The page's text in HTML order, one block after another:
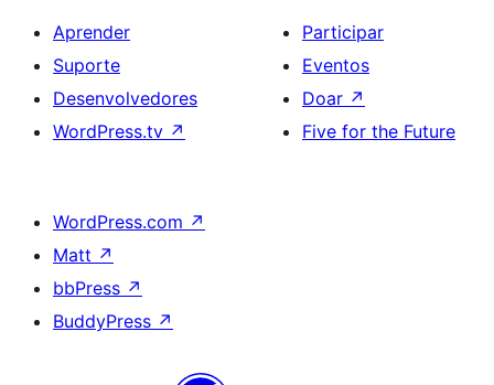
Aprender
Suporte
Desenvolvedores
WordPress.tv ↗
Participar
Eventos
Doar ↗
Five for the Future
WordPress.com ↗
Matt ↗
bbPress ↗
BuddyPress ↗